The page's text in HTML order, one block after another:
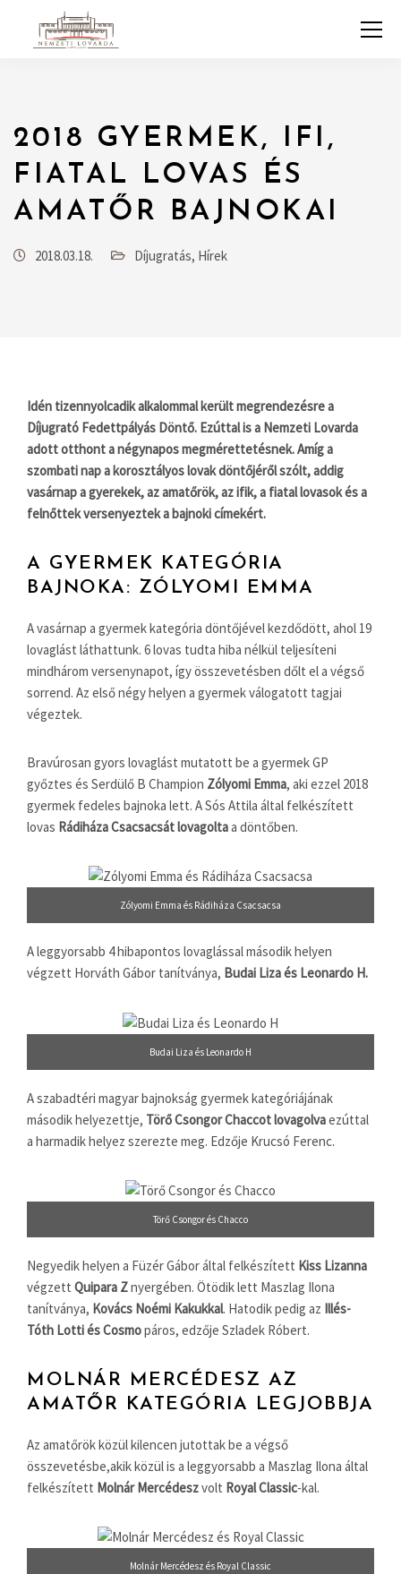
2018 GYERMEK, IFI,
FIATAL LOVAS ÉS
AMATŐR BAJNOKAI
2018.03.18. Díjugratás, Hírek
Idén tizennyolcadik alkalommal került megrendezésre a
Díjugrató Fedettpályás Döntő. Ezúttal is a Nemzeti Lovarda
adott otthont a négynapos megmérettetésnek. Amíg a
szombati nap a korosztályos lovak döntőjéről szólt, addig
vasárnap a gyerekek, az amatőrök, az ifik, a fiatal lovasok és a
felnőttek versenyeztek a bajnoki címekért.
A GYERMEK KATEGÓRIA
BAJNOKA: ZÓLYOMI EMMA
A vasárnap a gyermek kategória döntőjével kezdődött, ahol 19
lovaglást láthattunk. 6 lovas tudta hiba nélkül teljesíteni
mindhárom versenynapot, így összevetésben dőlt el a végső
sorrend. Az első négy helyen a gyermek válogatott tagjai
végeztek.
Bravúrosan gyors lovaglást mutatott be a gyermek GP
győztes és Serdülő B Champion Zólyomi Emma, aki ezzel 2018
gyermek fedeles bajnoka lett. A Sós Attila által felkészített
lovas Rádiháza Csacsacsát lovagoltaa döntőben.
Zólyomi Emma és Rádiháza Csacsacsa
A leggyorsabb 4 hibapontos lovaglással második helyen
végzett Horváth Gábor tanítványa, Budai Liza és Leonardo H.
Budai Liza és Leonardo H
A szabadtéri magyar bajnokság gyermek kategóriájának
második helyezettje, Törő Csongor Chaccot lovagolvaezúttal
a harmadik helyez szerezte meg. Edzője Krucsó Ferenc.
Törő Csongor és Chacco
Negyedik helyen a Füzér Gábor által felkészített Kiss Lizanna
végzett Quipara Znyergében. Ötödik lett Maszlag Ilona
tanítványa, Kovács Noémi Kakukkal. Hatodik pedig az Illés-
Tóth Lotti és Cosmopáros, edzője Szladek Róbert.
MOLNÁR MERCÉDESZ AZ
AMATŐR KATEGÓRIA LEGJOBBJA
Az amatőrök közül kilencen jutottak be a végső
összevetésbe,akik közül is a leggyorsabb a Maszlag Ilona által
felkészített Molnár Mercédeszvolt Royal Classic-kal.
Molnár Mercédesz és Royal Classic